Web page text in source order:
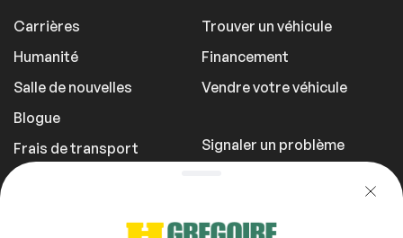
Carrières
Humanité
Salle de nouvelles
Blogue
Frais de transport
Trouver un véhicule
Financement
Vendre votre véhicule
Signaler un problème